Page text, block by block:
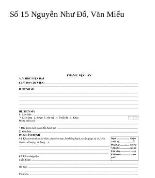
Số 15 Nguyễn Như Đổ, Văn Miếu